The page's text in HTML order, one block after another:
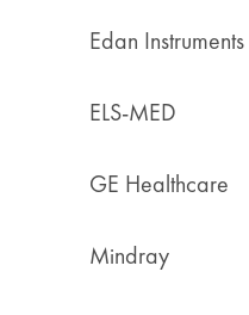
Edan Instruments
ELS-MED
GE Healthcare
Mindray